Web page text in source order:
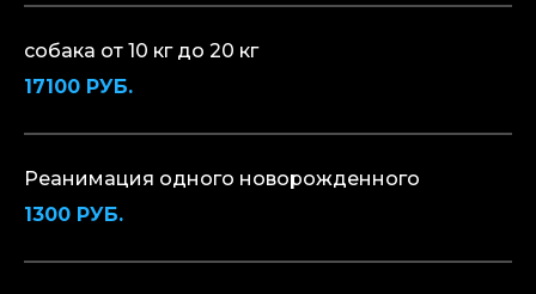
собака от 10 кг до 20 кг
17100 РУБ.
Реанимация одного новорожденного
1300 РУБ.